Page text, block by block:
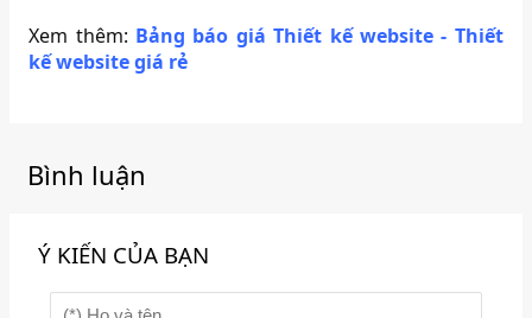
Xem thêm: Bảng báo giá Thiết kế website - Thiết
kế website giá rẻ
Bình luận
Ý KIẾN CỦA BẠN